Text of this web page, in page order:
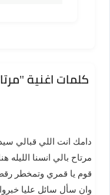
كلمات اغنية
دامك انت اللي قبالي
مرتاح بالي انسنا الليله
قوم يا قمري وتمخطر
وان سأل سائل عليا